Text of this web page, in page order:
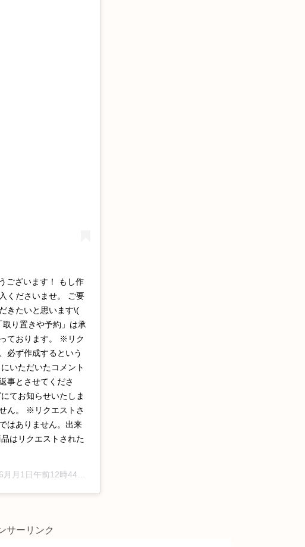
ございます！ もし作
くださいませ。 ご要
きたいと思います\(
り置きや予約」は承
ております。 ※リク
必ず作成するという
いただいたコメント
事とさせてくださ
てお知らせいたしま
ん。 ※リクエストさ
はありません。出来
はリクエストされた
月1日午前12時44分PDT
サーリンク